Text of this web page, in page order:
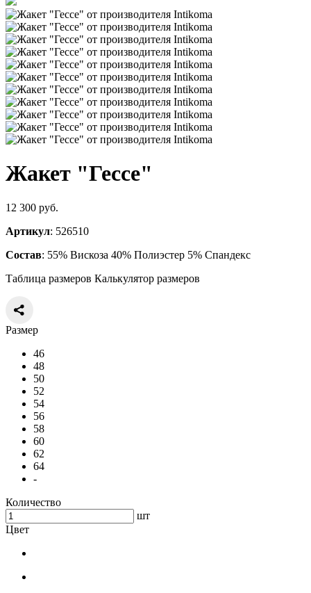
Жакет "Гессе"
12 300 руб.
Артикул: 526510
Состав: 55% Вискоза 40% Полиэстер 5% Спандекс
Таблица размеров Калькулятор размеров
Размер
46
48
50
52
54
56
58
60
62
64
-
Количество
шт
Цвет